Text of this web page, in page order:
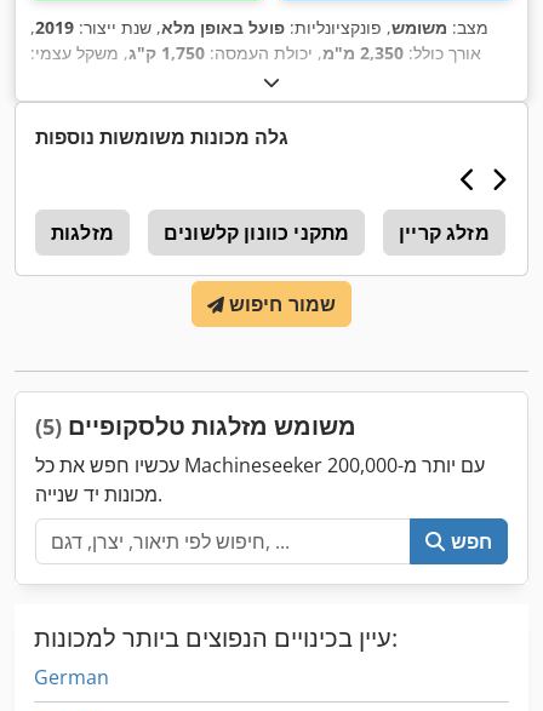
מצב: משומש, פונקציונליות: פועל באופן מלא, שנת ייצור: 2019
,
אורך כולל: 2,350 מ"מ , יכולת העמסה: 1,750 ק"ג
, משקל עצמי:
גלה מכונות משומשות נוספות
מזלגות מתקני כוונון קלשונים מזלג קריין
שמור חיפוש
משומש מזלגות טלסקופיים (5)
עכשיו חפש את כל Machineseeker עם יותר מ-200,000
מכונות יד שנייה.
חפש
עיין בכינויים הנפוצים ביותר למכונות:
German